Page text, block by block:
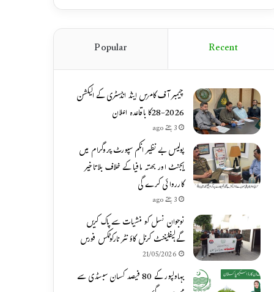
Recent
Popular
چیمبر آف کامرس اینڈ انڈسٹری کے الیکشن
2026-28کا باقاعدہ اعلان
3 ہفتے ago
پولیس بے نظیر انکم سپورٹ پروگرام میں
ایجنٹ اور بھتہ مافیا کے خلاف بلاتاخیر
کارروائی کرے گی
3 ہفتے ago
نوجوان نسل کو منشیات سے پاک کریں
گے،لیفٹیننٹ کرنل کاؤنٹر نارکوٹکس فورس
21/05/2026
بہاولپور کے 80 فیصد کسان سبسڈی سے